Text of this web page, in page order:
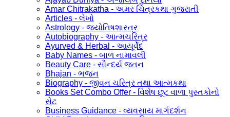
Amar Chitrakatha - અમર ચિત્રકથા ગુજરાતી
Articles - લેખો
Astrology - જ્યોતિષશાસ્ત્ર
Autobiography - આત્મચરિત્ર
Ayurved & Herbal - આયૂર્વેદ
Baby Names - બાળ નામાવલી
Beauty Care - સૌન્દર્ય જતન
Bhajan - ભજન
Biography - જીવન ચરિત્ર તથા આત્મકથા
Books Set Combo Offer - વિશેષ છૂટ વાળા પુસ્તકોનો
સેટ
Business Guidance - વ્યવસાય માર્ગદર્શન